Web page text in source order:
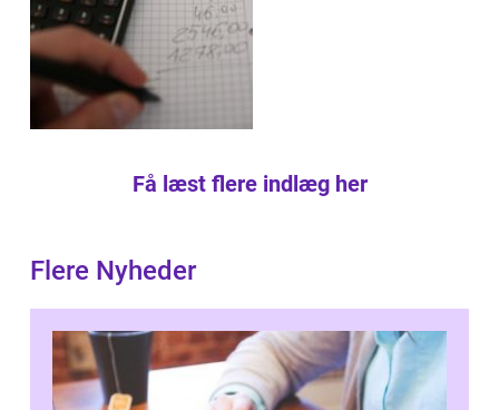
Få læst flere indlæg her
Flere Nyheder